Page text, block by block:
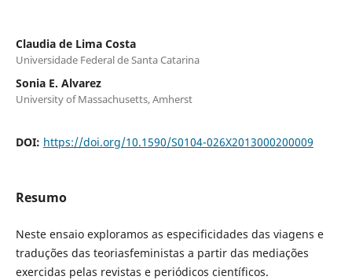
Claudia de Lima Costa
Universidade Federal de Santa Catarina
Sonia E. Alvarez
University of Massachusetts, Amherst
DOI: https://doi.org/10.1590/S0104-026X2013000200009
Resumo
Neste ensaio exploramos as especificidades das viagens e
traduções das teoriasfeministas a partir das mediações
exercidas pelas revistas e periódicos científicos.